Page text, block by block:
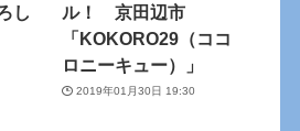
し
ル！ 京田辺市
「KOKORO29（ココ
ロニーキュー）」
2019年01月30日 19:30